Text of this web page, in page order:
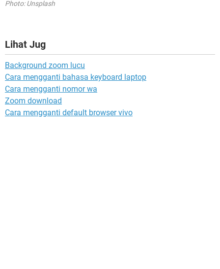
Photo: Unsplash
Lihat Jug
Background zoom lucu
Cara mengganti bahasa keyboard laptop
Cara mengganti nomor wa
Zoom download
Cara mengganti default browser vivo